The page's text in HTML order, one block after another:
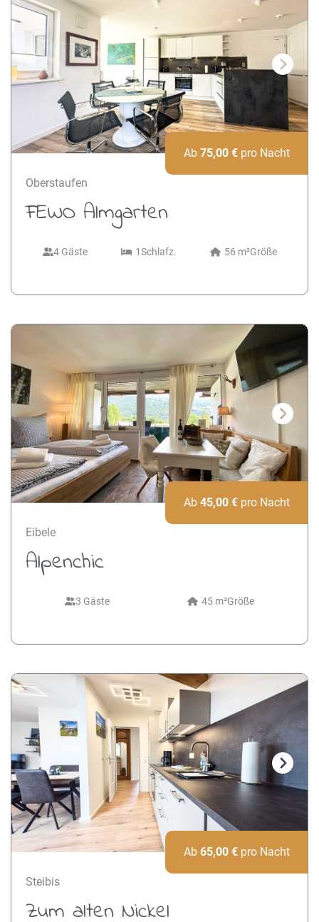
Oberstaufen
FEWO Almgarten
4 Gäste 1Schlafz. 56 m²Größe
Ab 75,00 €pro Nacht
Next
Eibele
Alpenchic
3 Gäste 45 m²Größe
Ab 45,00 €pro Nacht
Next
Steibis
Zum alten Nickel
Ab 65,00 €pro Nacht